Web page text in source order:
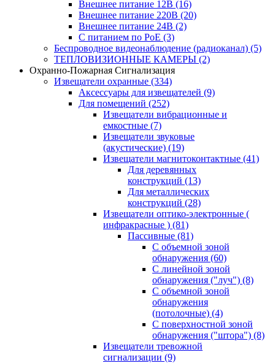
Внешнее питание 12В (16)
Внешнее питание 220В (20)
Внешнее питание 24В (2)
С питанием по PoE (3)
Беспроводное видеонаблюдение (радиоканал) (5)
ТЕПЛОВИЗИОННЫЕ КАМЕРЫ (2)
Охранно-Пожарная Сигнализация
Извещатели охранные (334)
Аксессуары для извещателей (9)
Для помещений (252)
Извещатели вибрационные и
емкостные (7)
Извещатели звуковые
(акустические) (19)
Извещатели магнитоконтактные (41)
Для деревянных
конструкций (13)
Для металлических
конструкций (28)
Извещатели оптико-электронные (
инфракрасные ) (81)
Пассивные (81)
С объемной зоной
обнаружения (60)
С линейной зоной
обнаружения ("луч") (8)
С объемной зоной
обнаружения
(потолочные) (4)
С поверхностной зоной
обнаружения ("штора") (8)
Извещатели тревожной
сигнализации (9)